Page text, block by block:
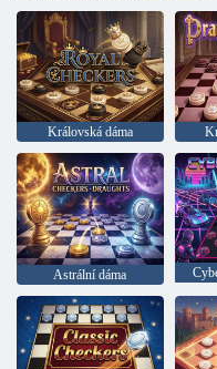
Královská dáma
Astrální dáma